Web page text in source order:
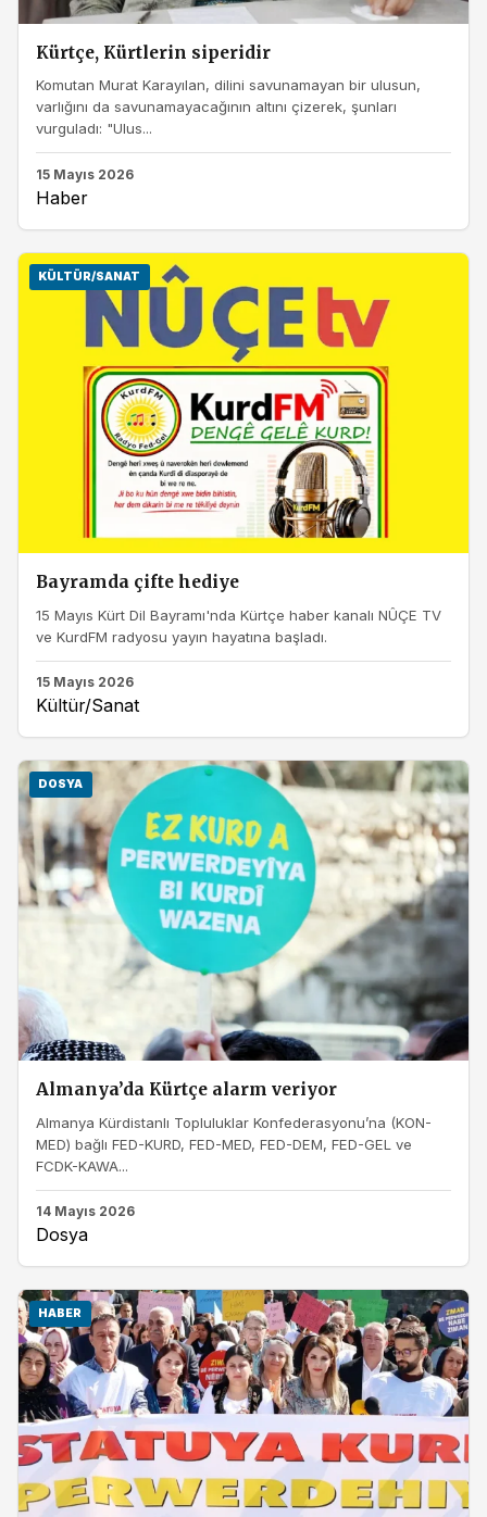
Kürtçe, Kürtlerin siperidir
Komutan Murat Karayılan, dilini savunamayan bir ulusun,
varlığını da savunamayacağının altını çizerek, şunları
vurguladı: "Ulus...
15 Mayıs 2026
Haber
KÜLTÜR/SANAT
Bayramda çifte hediye
15 Mayıs Kürt Dil Bayramı'nda Kürtçe haber kanalı NÛÇE TV
ve KurdFM radyosu yayın hayatına başladı.
15 Mayıs 2026
Kültür/Sanat
DOSYA
Almanya’da Kürtçe alarm veriyor
Almanya Kürdistanlı Topluluklar Konfederasyonu’na (KON-
MED) bağlı FED-KURD, FED-MED, FED-DEM, FED-GEL ve
FCDK-KAWA...
14 Mayıs 2026
Dosya
HABER